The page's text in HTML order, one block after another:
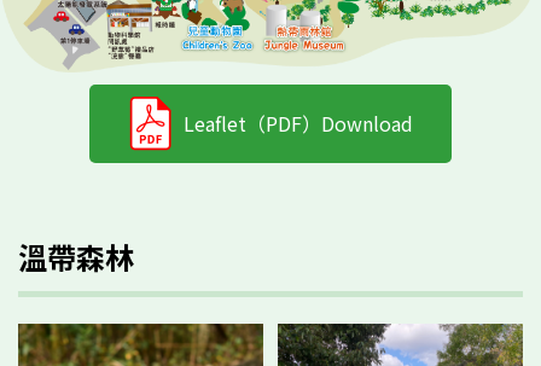
Leaflet（PDF）Download
溫帶森林